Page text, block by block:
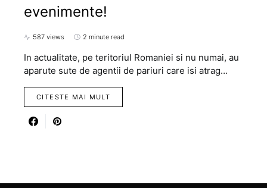
evenimente!
587 views 2 minute read
In actualitate, pe teritoriul Romaniei si nu numai, au
aparute sute de agentii de pariuri care isi atrag…
CITESTE MAI MULT